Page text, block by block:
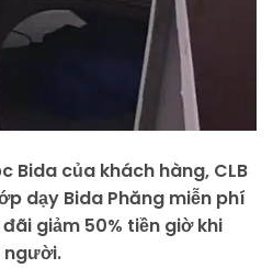
Bida của khách hàng, CLB
dạy Bida Phăng miễn phí
giảm 50% tiền giờ khi
người.